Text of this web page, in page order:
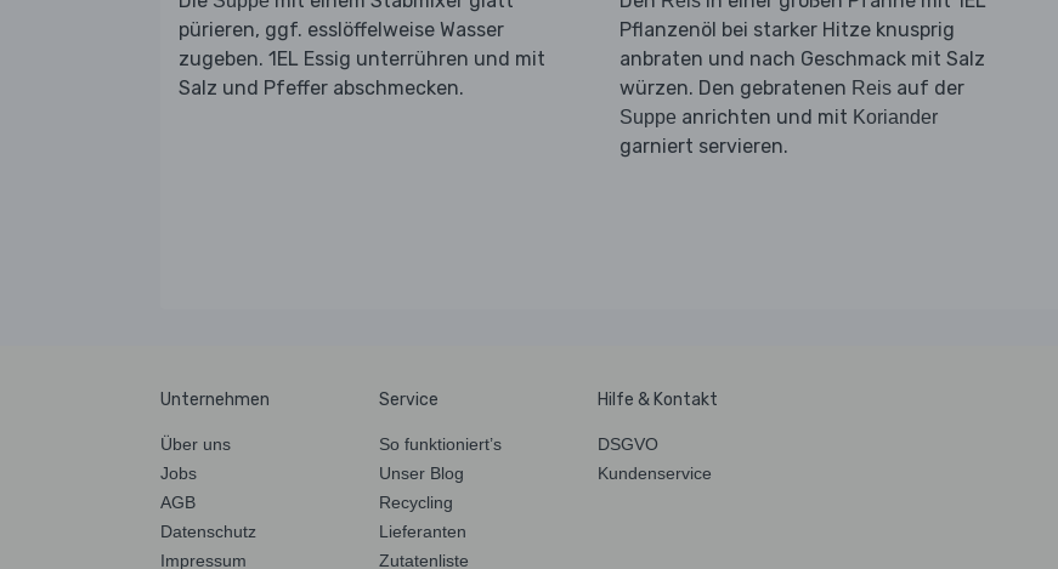
pürieren, ggf. esslöffelweise Wasser
zugeben. 1EL Essig unterrühren und mit
Salz und Pfeffer abschmecken.
Pflanzenöl bei starker Hitze knusprig
anbraten und nach Geschmack mit Salz
würzen. Den gebratenen Reisauf der
Suppe anrichten und mit Koriander
garniert servieren.
Unternehmen
Über uns
Jobs
AGB
Datenschutz
Impressum
Service
So funktioniert’s
Unser Blog
Recycling
Lieferanten
Zutatenliste
Hilfe & Kontakt
DSGVO
Kundenservice